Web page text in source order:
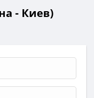
- Киев)